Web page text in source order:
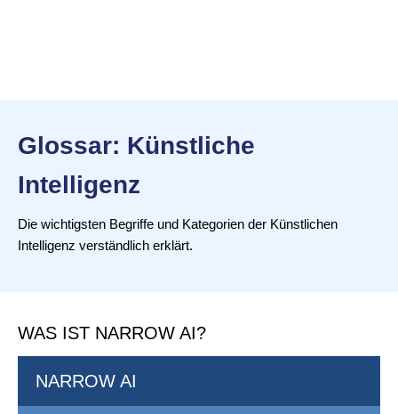
Glossar: Künstliche
Intelligenz
Die wichtigsten Begriffe und Kategorien der Künstlichen
Intelligenz verständlich erklärt.
WAS IST NARROW AI?
NARROW AI